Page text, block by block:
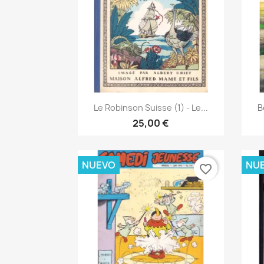
Vista rápida
Le Robinson Suisse (1) - Le...
25,00 €
NUEVO favorite_border